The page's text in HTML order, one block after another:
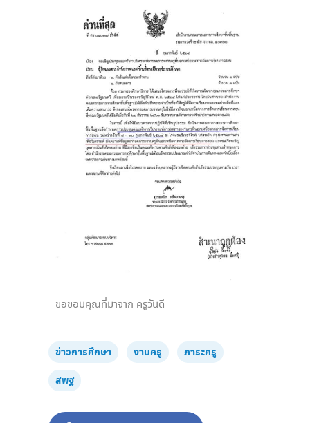
ขอขอบคุณที่มาจาก ครูวันดี
ข่าวการศึกษา งานครู
ภาระครู
สพฐ